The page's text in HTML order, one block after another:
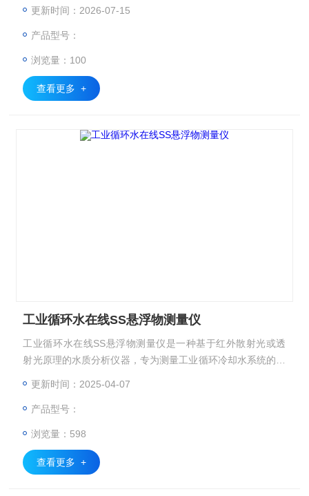
污水厂、工业废水的悬浮物浓度的在线连续监测。
更新时间：2026-07-15
产品型号：
浏览量：100
查看更多 +
工业循环水在线SS悬浮物测量仪
工业循环水在线SS悬浮物测量仪是一种基于红外散射光或透
射光原理的水质分析仪器，专为测量工业循环冷却水系统的悬
更新时间：2025-04-07
产品型号：
浏览量：598
查看更多 +